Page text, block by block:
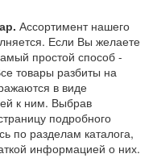
Ассортимент нашего
Если Вы желаете
простой способ -
товары разбиты на
в виде
к ним. Выбрав
подробного
по разделам каталога,
информацией о них.